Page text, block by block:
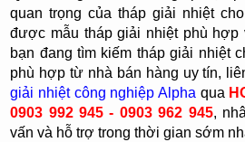
quan trọng của tháp giải nhiệt
được mẫu tháp giải nhiệt phù hợp
bạn đang tìm kiếm tháp giải nhiệt
phù hợp từ nhà bán hàng uy tín,
giải nhiệt công nghiệp Alpha qua
0903 992 945 - 0903 962 945,
vấn và hỗ trợ trong thời gian sớm